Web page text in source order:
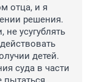
отца, и я
решения.
не усугублять
детей.
суда в части